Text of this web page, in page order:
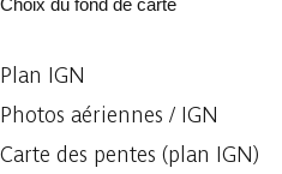
Choix du fond de carte
Plan IGN
Photos aériennes / IGN
Carte des pentes (plan IGN)